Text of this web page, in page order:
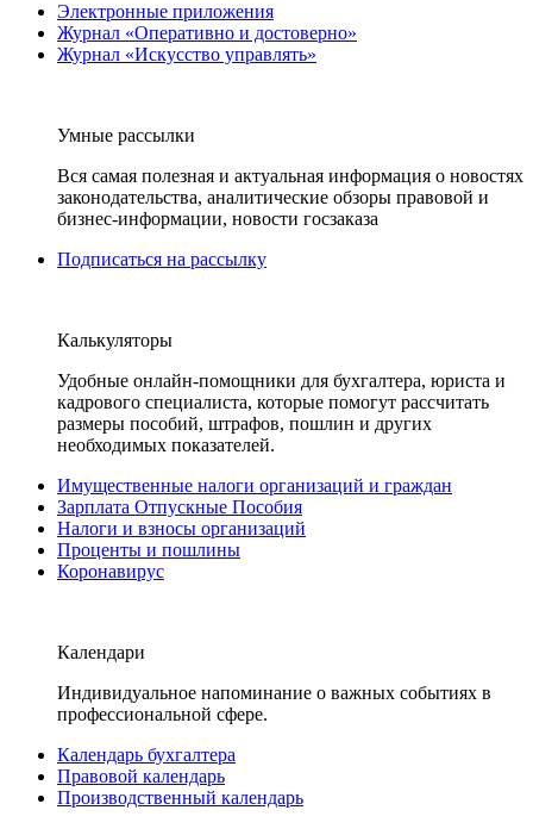
Электронные приложения
Журнал «Оперативно и достоверно»
Журнал «Искусство управлять»
Умные рассылки
Вся самая полезная и актуальная информация о новостях
законодательства, аналитические обзоры правовой и
бизнес-информации, новости госзаказа
Подписаться на рассылку
Калькуляторы
Удобные онлайн-помощники для бухгалтера, юриста и
кадрового специалиста, которые помогут рассчитать
размеры пособий, штрафов, пошлин и других
необходимых показателей.
Имущественные налоги организаций и граждан
Зарплата Отпускные Пособия
Налоги и взносы организаций
Проценты и пошлины
Коронавирус
Календари
Индивидуальное напоминание о важных событиях в
профессиональной сфере.
Календарь бухгалтера
Правовой календарь
Производственный календарь